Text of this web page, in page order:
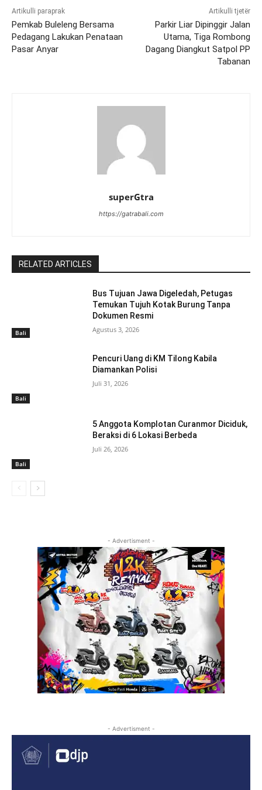
Artikulli paraprak
Pemkab Buleleng Bersama
Pedagang Lakukan Penataan
Pasar Anyar
Artikulli tjetër
Parkir Liar Dipinggir Jalan
Utama, Tiga Rombong
Dagang Diangkut Satpol PP
Tabanan
superGtra
https://gatrabali.com
RELATED ARTICLES
Bali
Bus Tujuan Jawa Digeledah, Petugas
Temukan Tujuh Kotak Burung Tanpa
Dokumen Resmi
Agustus 3, 2026
Bali
Pencuri Uang di KM Tilong Kabila
Diamankan Polisi
Juli 31, 2026
Bali
5 Anggota Komplotan Curanmor Diciduk,
Beraksi di 6 Lokasi Berbeda
Juli 26, 2026
- Advertisment -
- Advertisment -